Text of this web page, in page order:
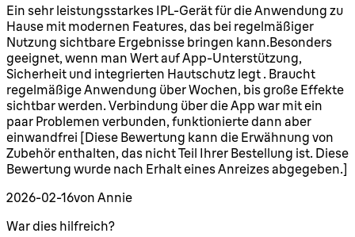
4 Sterne von maximal 5
Ein sehr leistungsstarkes IPL-Gerät für die Anwendung zu
Hause mit modernen Features, das bei regelmäßiger
Nutzung sichtbare Ergebnisse bringen kann.Besonders
geeignet, wenn man Wert auf App-Unterstützung,
Sicherheit und integrierten Hautschutz legt . Braucht
regelmäßige Anwendung über Wochen, bis große Effekte
sichtbar werden. Verbindung über die App war mit ein
paar Problemen verbunden, funktionierte dann aber
einwandfrei [Diese Bewertung kann die Erwähnung von
Zubehör enthalten, das nicht Teil Ihrer Bestellung ist. Diese
Bewertung wurde nach Erhalt eines Anreizes abgegeben.]
2026-02-16von Annie
War dies hilfreich?